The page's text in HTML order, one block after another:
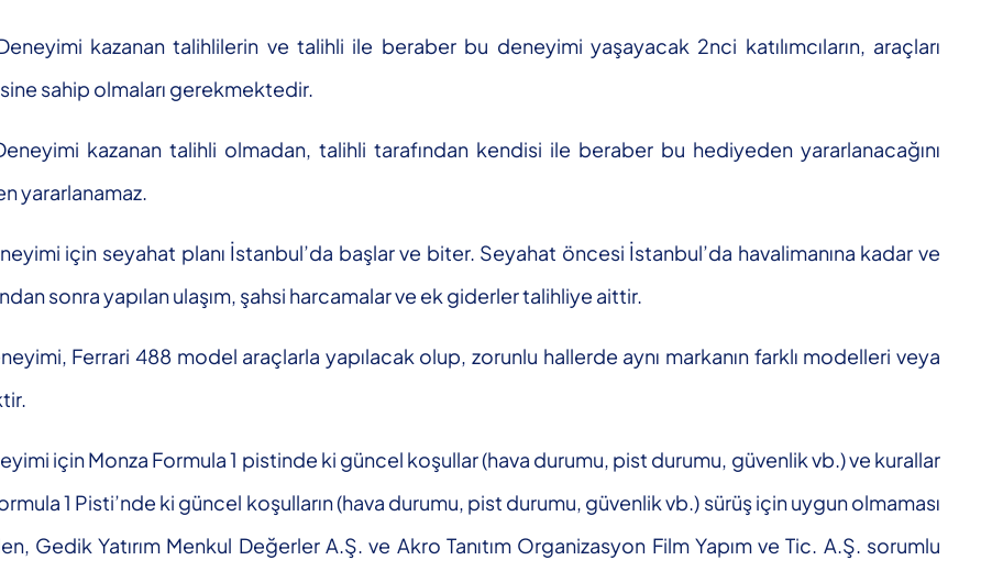
kazanan talihlilerin ve talihli ile beraber bu deneyimi yaşayacak 2nci katılımcıların, araçları
sahip olmaları gerekmektedir.
kazanan talihli olmadan, talihli tarafından kendisi ile beraber bu hediyeden yararlanacağını
yararlanamaz.
için seyahat planı İstanbul’da başlar ve biter. Seyahat öncesi İstanbul’da havalimanına kadar ve
sonra yapılan ulaşım, şahsi harcamalar ve ek giderler talihliye aittir.
Ferrari 488 model araçlarla yapılacak olup, zorunlu hallerde aynı markanın farklı modelleri veya
için Monza Formula 1 pistinde ki güncel koşullar (hava durumu, pist durumu, güvenlik vb.) ve kurallar
1 Pisti’nde ki güncel koşulların (hava durumu, pist durumu, güvenlik vb.) sürüş için uygun olmaması
Gedik Yatırım Menkul Değerler A.Ş. ve Akro Tanıtım Organizasyon Film Yapım ve Tic. A.Ş. sorumlu